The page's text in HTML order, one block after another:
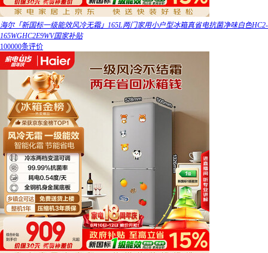
海尔「新国标一级能效风冷无霜」165L两门家用小户型冰箱真省电抗菌净味白色HC2-
165WGHC2E9WV国家补贴
100000条评价